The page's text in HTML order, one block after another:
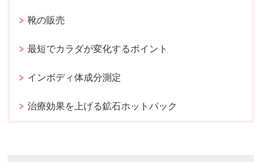
靴の販売
最短でカラダが変化するポイント
インボディ体成分測定
治療効果を上げる鉱石ホットパック